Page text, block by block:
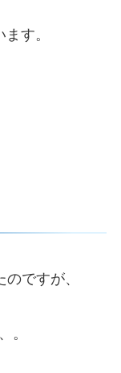
す。
ですが、
。